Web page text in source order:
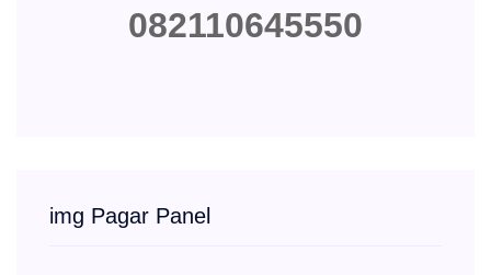
082110645550
img Pagar Panel